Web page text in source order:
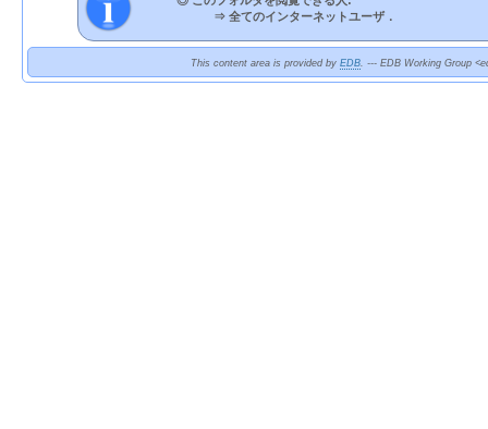
⇒ 全てのインターネットユーザ．
This content area is provided by EDB. --- EDB Working Group